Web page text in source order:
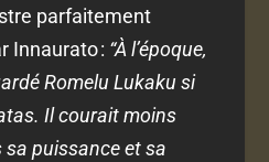
parfaitement
Innaurato : “À l’époque,
Romelu Lukaku si
Il courait moins
sa puissance et sa